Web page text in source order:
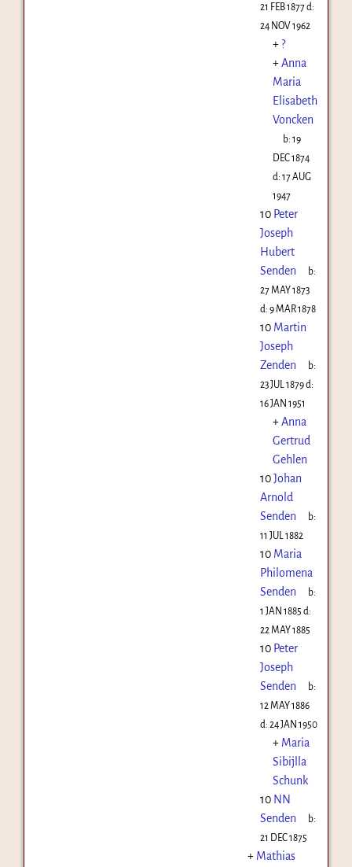
21 FEB 1877d:
24 NOV 1962
+ ?
+Anna
Maria
Elisabeth
Voncken
b:19
DEC 1874
d: 17 AUG
1947
10 Peter
Joseph
Hubert
Senden
b:
27 MAY 1873
d: 9 MAR 1878
10 Martin
Joseph
Zenden
b:
23 JUL 1879d:
16 JAN 1951
+Anna
Gertrud
Gehlen
10Johan
Arnold
Senden
b:
11 JUL 1882
10 Maria
Philomena
Senden
b:
1 JAN 1885 d:
22 MAY 1885
10 Peter
Joseph
Senden
b:
12 MAY 1886
d: 24 JAN 1950
+ Maria
Sibijlla
Schunk
10 NN
Senden
b:
21 DEC 1875
+ Mathias